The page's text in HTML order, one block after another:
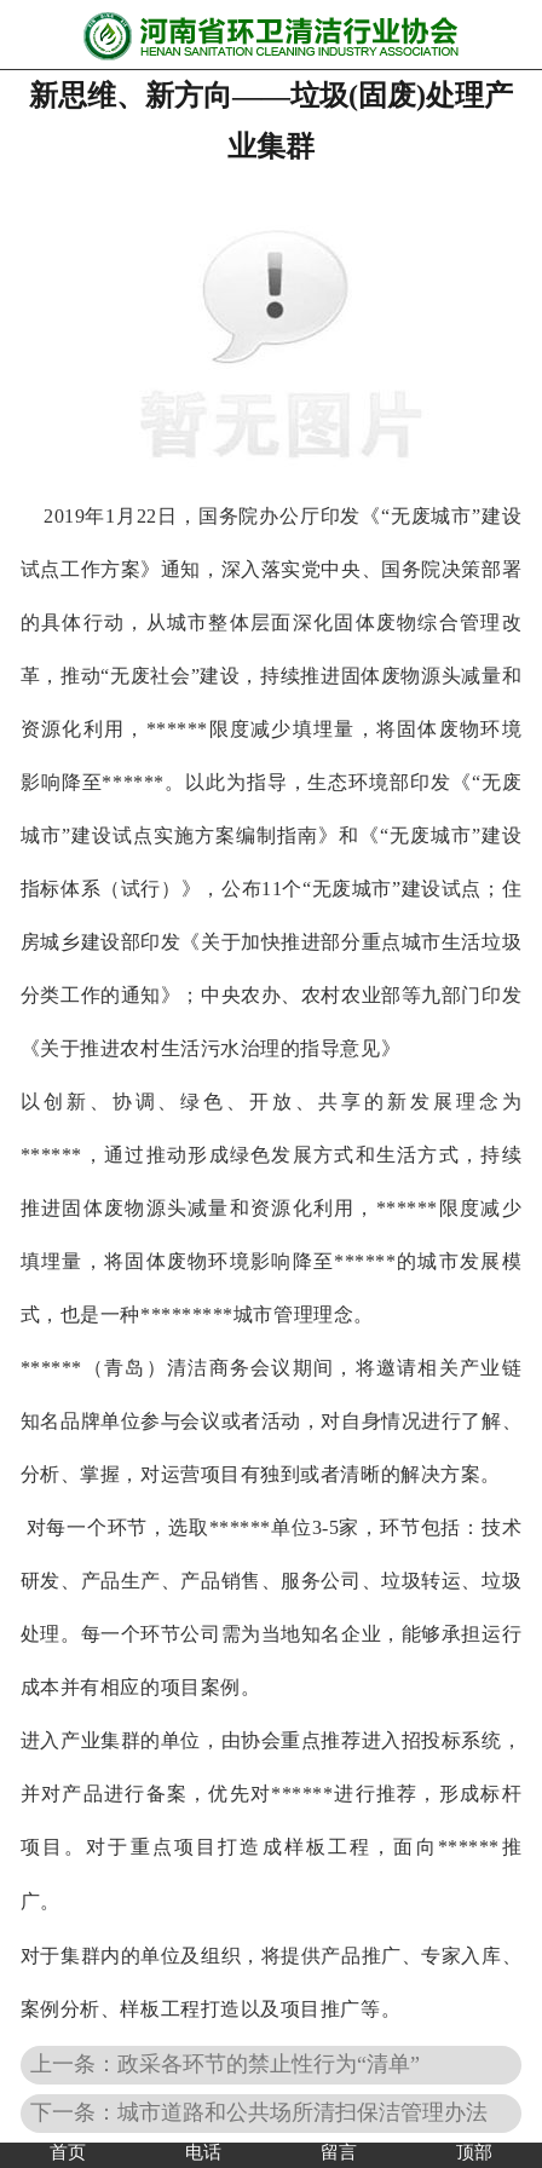
网站首页
协会动态
关于协会
联系我们
新思维、新方向——垃圾(固废)处理产
业集群
2019年1月22日， 国务院办公厅印发 《“无废城市”建设
试点工作方案》 通知，深入落实党中央、国务院决策部署
的具体行动，从城市整体层面深化固体废物综合管理改
革，推动“无废社会”建设，持续推进固体废物源头减量和
资源化利用，******限度减少填埋量，将固体废物环境
影响降至******。以此为指导，生态环境部印发《“无废
城市”建设试点实施方案编制指南》和《“无废城市”建设
指标体系（试行）》 ，公布11个“无废城市”建设试点 ；住
房城乡建设部印发《关于加快推进部分重点城市生活垃圾
分类工作的通知》；中央农办、农村农业部等九部门印发
《关于推进农村生活污水治理的指导意见》
以创新、协调、绿色、开放、共享的新发展理念为
******，通过推动形成绿色发展方式和生活方式，持续
推进固体废物源头减量和资源化利用，******限度减少
填埋量，将固体废物环境影响降至******的城市发展模
式，也是一种*********城市管理理念。
******（青岛）清洁商务会议期间， 将邀请相关产业链
知名品牌单位参与会议或者活动，对自身情况进行了解、
分析、掌握，对运营项目有独到或者清晰的解决方案。
对每一个环节，选取******单位3-5家，环节包括：技术
研发、产品生产、产品销售、服务公司、垃圾转运、垃圾
处理。每一个环节公司需为当地知名企业，能够承担运行
成本并有相应的项目案例。
进入产业集群的单位，由协会重点推荐进入招投标系统，
并对产品进行备案，优先对******进行推荐，形成标杆
项目。对于重点项目打造成样板工程，面向******推
广。
对于集群内的单位及组织，将提供产品推广、专家入库、
案例分析、样板工程打造以及项目推广等。
上一条：政采各环节的禁止性行为“清单”
下一条：城市道路和公共场所清扫保洁管理办法
首页 电话 留言 顶部